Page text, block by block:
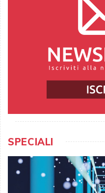
SPECIALI